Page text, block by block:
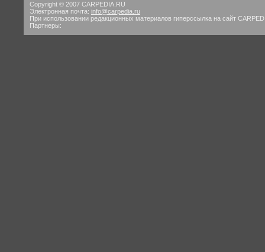
Copyright © 2007 CARPEDIA.RU
Электронная почта: info@carpedia.ru
При использовании редакционных материалов гиперссылка на сайт
Партнеры: